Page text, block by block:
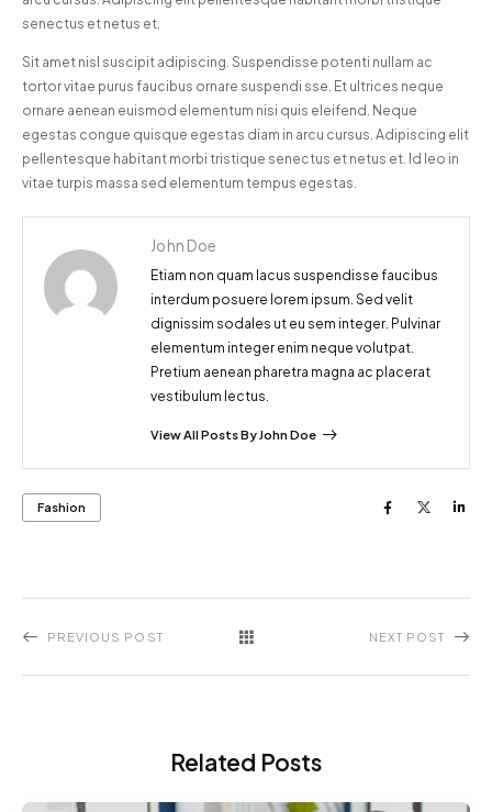
senectus et netus et.
Sit amet nisl suscipit adipiscing. Suspendisse potenti nullam ac
tortor vitae purus faucibus ornare suspendi sse. Et ultrices neque
ornare aenean euismod elementum nisi quis eleifend. Neque
egestas congue quisque egestas diam in arcu cursus. Adipiscing elit
pellentesque habitant morbi tristique senectus et netus et. Id leo in
vitae turpis massa sed elementum tempus egestas.
John Doe
Etiam non quam lacus suspendisse faucibus
interdum posuere lorem ipsum. Sed velit
dignissim sodales ut eu sem integer. Pulvinar
elementum integer enim neque volutpat.
Pretium aenean pharetra magna ac placerat
vestibulum lectus.
View All Posts By John Doe
Fashion
PREVIOUS POST NEXT POST
Related Posts